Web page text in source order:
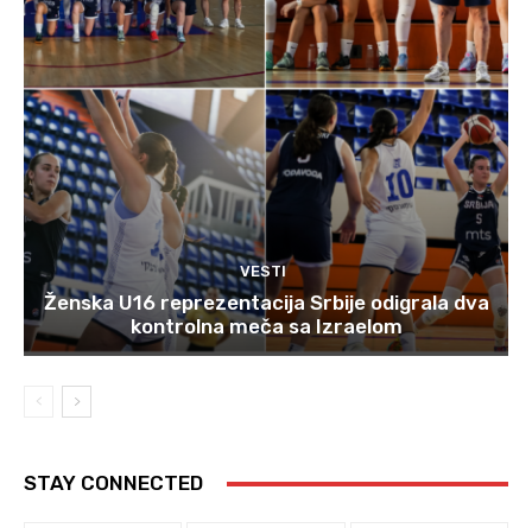
VESTI
Ženska U16 reprezentacija Srbije odigrala dva
kontrolna meča sa Izraelom
STAY CONNECTED